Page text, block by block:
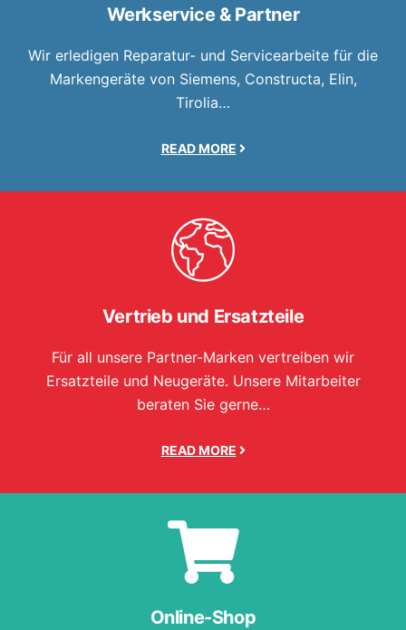
Werkservice & Partner
Wir erledigen Reparatur- und Servicearbeite für die
Markengeräte von Siemens, Constructa, Elin,
Tirolia…
READ MORE
Vertrieb und Ersatzteile
Für all unsere Partner-Marken vertreiben wir
Ersatzteile und Neugeräte. Unsere Mitarbeiter
beraten Sie gerne…
READ MORE
Online-Shop